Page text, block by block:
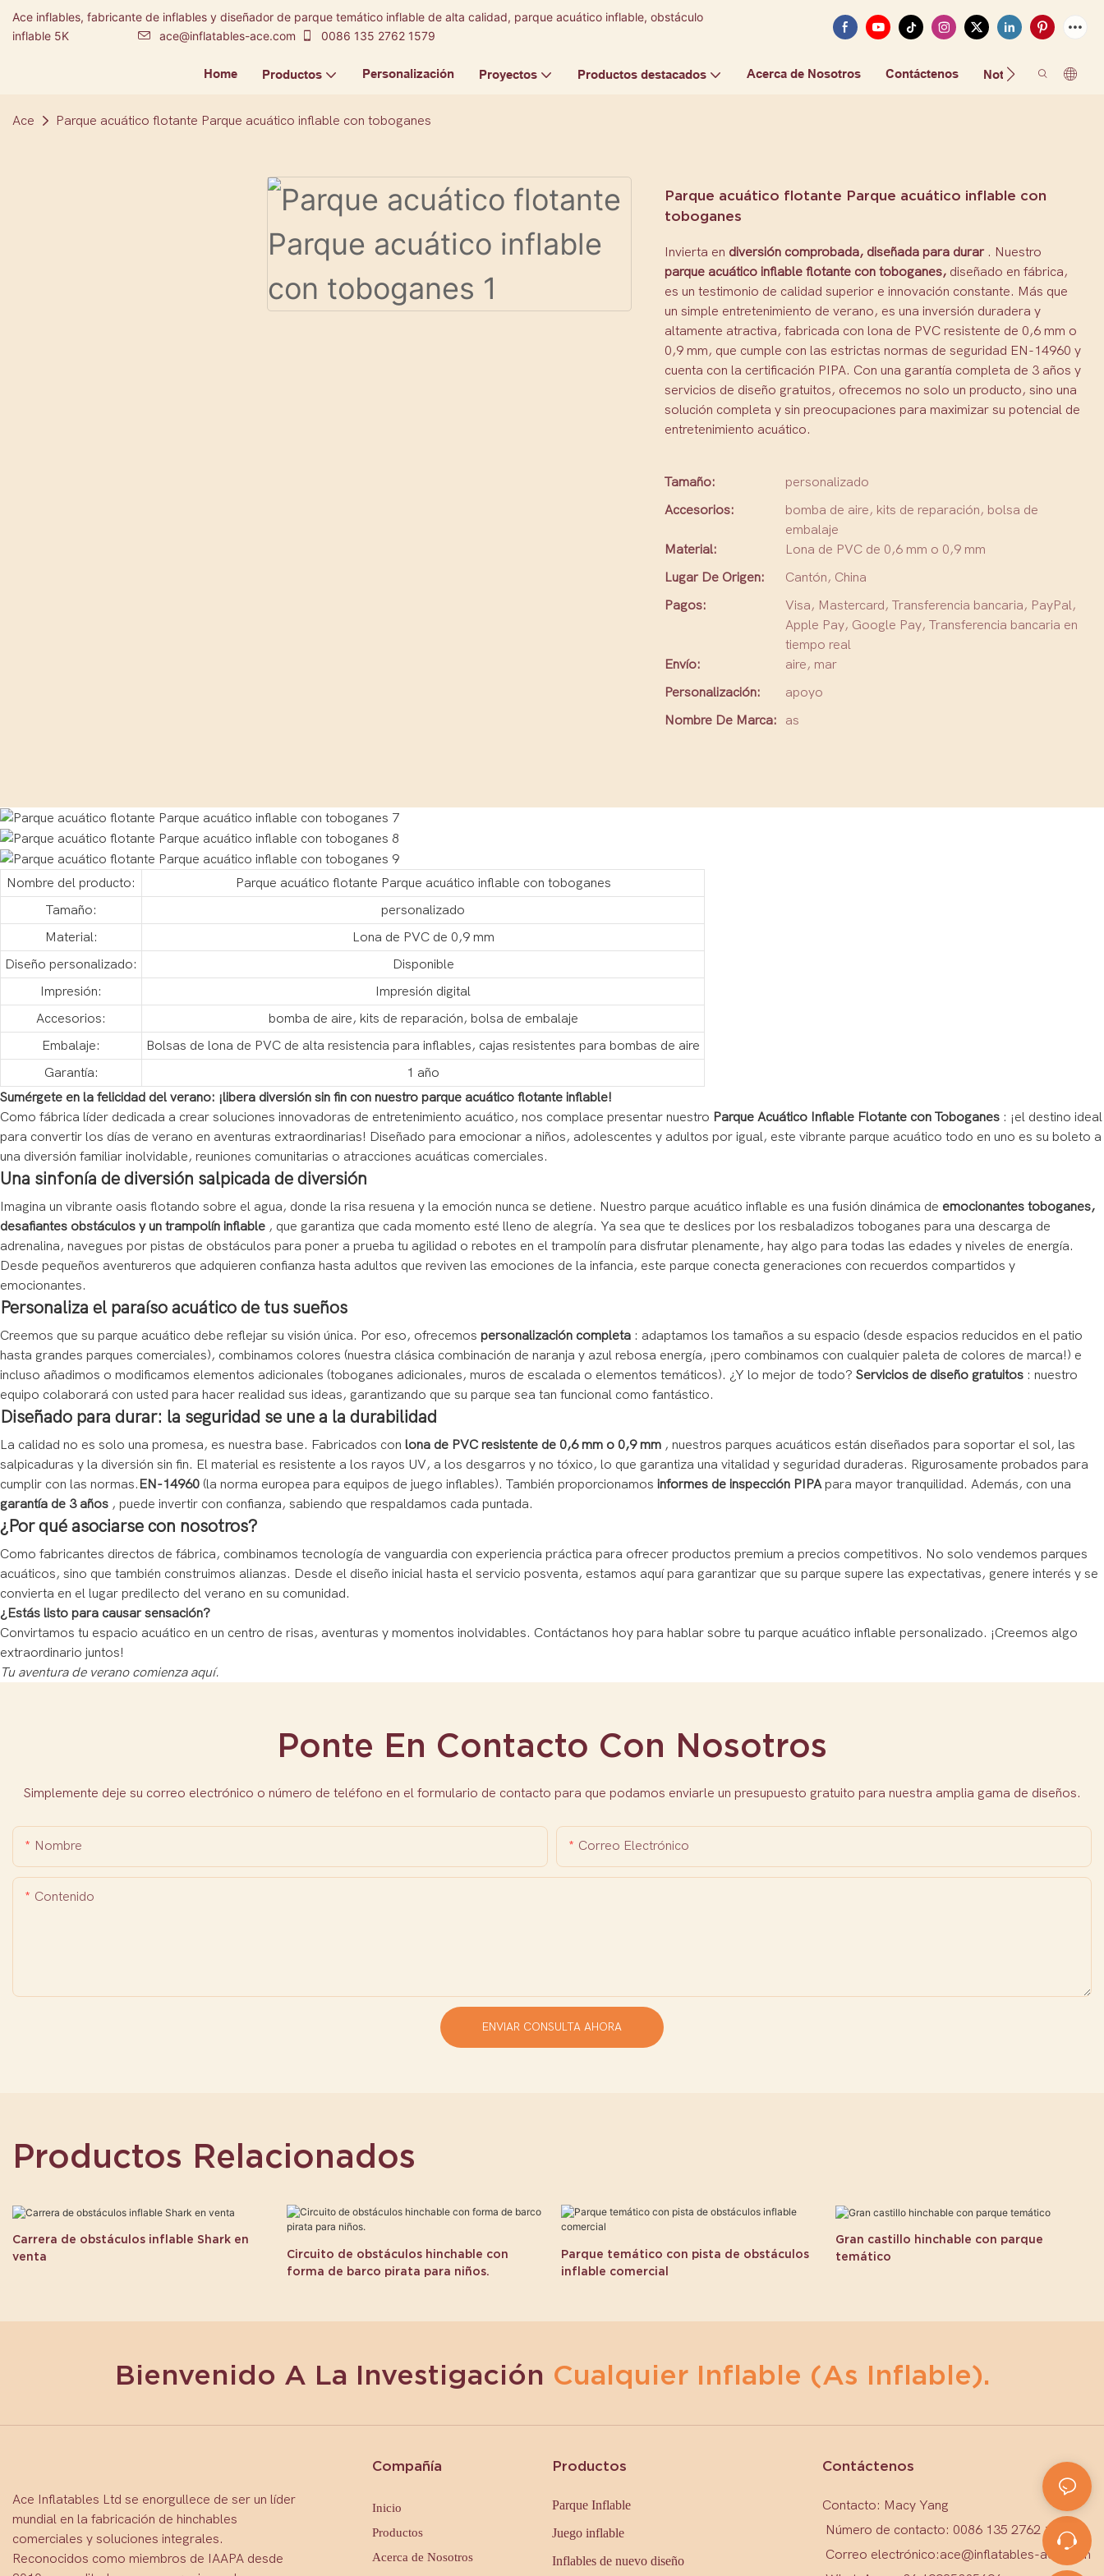
Ace inflables, fabricante de inflables y diseñador de parque temático inflable de alta calidad, parque acuático inflable, obstáculo
inflable 5K
ace@inflatables-ace.com 0086 135 2762 1579
Home Productos Personalización Proyectos Productos destacados Acerca de Nosotros Contáctenos Noticias FAQ
Ace Parque acuático flotante Parque acuático inflable con toboganes
Parque acuático flotante Parque acuático inflable con
toboganes
Invierta en diversión comprobada, diseñada para durar. Nuestro
parque acuático inflable flotante con toboganes, diseñado en fábrica,
es un testimonio de calidad superior e innovación constante. Más que
un simple entretenimiento de verano, es una inversión duradera y
altamente atractiva, fabricada con lona de PVC resistente de 0,6 mm o
0,9 mm, que cumple con las estrictas normas de seguridad EN-14960 y
cuenta con la certificación PIPA. Con una garantía completa de 3 años y
servicios de diseño gratuitos, ofrecemos no solo un producto, sino una
solución completa y sin preocupaciones para maximizar su potencial de
entretenimiento acuático.
Tamaño:
personalizado
Accesorios:
bomba de aire, kits de reparación, bolsa de
embalaje
Material:
Lona de PVC de 0,6 mm o 0,9 mm
Lugar De Origen:
Cantón, China
Pagos:
Visa, Mastercard, Transferencia bancaria, PayPal,
Apple Pay, Google Pay, Transferencia bancaria en
tiempo real
Envío:
aire, mar
Personalización:
apoyo
Nombre De Marca:
as
Nombre del producto:
Parque acuático flotante Parque acuático inflable con toboganes
Tamaño:
personalizado
Material:
Lona de PVC de 0,9 mm
Diseño personalizado:
Disponible
Impresión:
Impresión digital
Accesorios:
bomba de aire, kits de reparación, bolsa de embalaje
Embalaje:
Bolsas de lona de PVC de alta resistencia para inflables, cajas resistentes para bombas de aire
Garantía:
1 año
Sumérgete en la felicidad del verano: ¡libera diversión sin fin con nuestro parque acuático flotante inflable!
Como fábrica líder dedicada a crear soluciones innovadoras de entretenimiento acuático, nos complace presentar nuestro Parque Acuático Inflable Flotante con Toboganes : ¡el destino ideal
para convertir los días de verano en aventuras extraordinarias! Diseñado para emocionar a niños, adolescentes y adultos por igual, este vibrante parque acuático todo en uno es su boleto a
una diversión familiar inolvidable, reuniones comunitarias o atracciones acuáticas comerciales.
Una sinfonía de diversión salpicada de diversión
Imagina un vibrante oasis flotando sobre el agua, donde la risa resuena y la emoción nunca se detiene. Nuestro parque acuático inflable es una fusión dinámica de emocionantes toboganes,
desafiantes obstáculos y un trampolín inflable , que garantiza que cada momento esté lleno de alegría. Ya sea que te deslices por los resbaladizos toboganes para una descarga de
adrenalina, navegues por pistas de obstáculos para poner a prueba tu agilidad o rebotes en el trampolín para disfrutar plenamente, hay algo para todas las edades y niveles de energía.
Desde pequeños aventureros que adquieren confianza hasta adultos que reviven las emociones de la infancia, este parque conecta generaciones con recuerdos compartidos y
emocionantes.
Personaliza el paraíso acuático de tus sueños
Creemos que su parque acuático debe reflejar su visión única. Por eso, ofrecemos personalización completa : adaptamos los tamaños a su espacio (desde espacios reducidos en el patio
hasta grandes parques comerciales), combinamos colores (nuestra clásica combinación de naranja y azul rebosa energía, ¡pero combinamos con cualquier paleta de colores de marca!) e
incluso añadimos o modificamos elementos adicionales (toboganes adicionales, muros de escalada o elementos temáticos). ¿Y lo mejor de todo? Servicios de diseño gratuitos : nuestro
equipo colaborará con usted para hacer realidad sus ideas, garantizando que su parque sea tan funcional como fantástico.
Diseñado para durar: la seguridad se une a la durabilidad
La calidad no es solo una promesa, es nuestra base. Fabricados con lona de PVC resistente de 0,6 mm o 0,9 mm , nuestros parques acuáticos están diseñados para soportar el sol, las
salpicaduras y la diversión sin fin. El material es resistente a los rayos UV, a los desgarros y no tóxico, lo que garantiza una vitalidad y seguridad duraderas. Rigurosamente probados para
cumplir con las normas. EN-14960 (la norma europea para equipos de juego inflables). También proporcionamos informes de inspección PIPApara mayor tranquilidad. Además, con una
garantía de 3 años , puede invertir con confianza, sabiendo que respaldamos cada puntada.
¿Por qué asociarse con nosotros?
Como fabricantes directos de fábrica, combinamos tecnología de vanguardia con experiencia práctica para ofrecer productos premium a precios competitivos. No solo vendemos parques
acuáticos, sino que también construimos alianzas. Desde el diseño inicial hasta el servicio posventa, estamos aquí para garantizar que su parque supere las expectativas, genere interés y se
convierta en el lugar predilecto del verano en su comunidad.
¿Estás listo para causar sensación?
Convirtamos tu espacio acuático en un centro de risas, aventuras y momentos inolvidables. Contáctanos hoy para hablar sobre tu parque acuático inflable personalizado. ¡Creemos algo
extraordinario juntos!
Tu aventura de verano comienza aquí.
Ponte En Contacto Con Nosotros
Simplemente deje su correo electrónico o número de teléfono en el formulario de contacto para que podamos enviarle un presupuesto gratuito para nuestra amplia gama de diseños.
Nombre Correo Electrónico
Contenido
ENVIAR CONSULTA AHORA
Productos Relacionados
Carrera de obstáculos inflable Shark en
venta
Circuito de obstáculos hinchable con
forma de barco pirata para niños.
Parque temático con pista de obstáculos
inflable comercial
Gran castillo hinchable con parque
temático
Bienvenido A La Investigación Cualquier Inflable (as Inflable).
Ace Inflatables Ltd se enorgullece de ser un líder
mundial en la fabricación de hinchables
comerciales y soluciones integrales.
Reconocidos como miembros de IAAPA desde
Compañía
Inicio
Productos
Acerca de Nosotros
Productos
Parque Inflable
Juego inflable
Inflables de nuevo diseño
Contáctenos
Contacto: Macy Yang
Número de contacto: 0086 135 2762 1579
Correo electrónico:ace@inflatables-ace.com